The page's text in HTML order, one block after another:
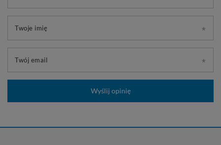
Twoje imię
Twój email
Wyślij opinię